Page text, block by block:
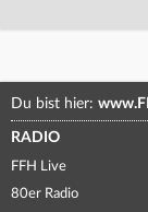
Du bist hier:
RADIO
FFH Live
80er Radio